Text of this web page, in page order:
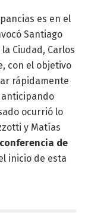
es en el
Santiago
Ciudad, Carlos
con el objetivo
rápidamente
anticipando
ocurrió lo
y Matías
de
inicio de esta